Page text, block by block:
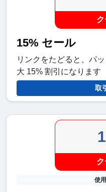
15% セール
リンクをたどると、パ
大 15% 割引になります
取
使